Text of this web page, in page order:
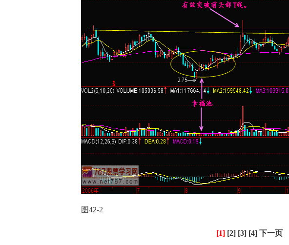
图42-2
[1] [2] [3] [4] 下一页